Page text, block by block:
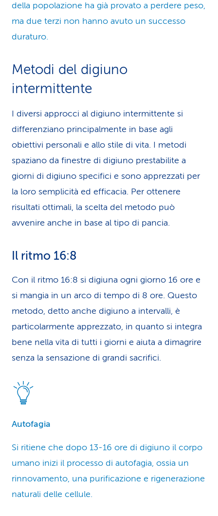
della popolazione ha già provato a perdere peso,
ma due terzi non hanno avuto un successo
duraturo.
Metodi del digiuno
intermittente
I diversi approcci al digiuno intermittente si
differenziano principalmente in base agli
obiettivi personali e allo stile di vita. I metodi
spaziano da finestre di digiuno prestabilite a
giorni di digiuno specifici e sono apprezzati per
la loro semplicità ed efficacia. Per ottenere
risultati ottimali, la scelta del metodo può
avvenire anche in base al tipo di pancia.
Il ritmo 16:8
Con il ritmo 16:8 si digiuna ogni giorno 16 ore e
si mangia in un arco di tempo di 8 ore. Questo
metodo, detto anche digiuno a intervalli, è
particolarmente apprezzato, in quanto si integra
bene nella vita di tutti i giorni e aiuta a dimagrire
senza la sensazione di grandi sacrifici.
Autofagia
Si ritiene che dopo 13-16 ore di digiuno il corpo
umano inizi il processo di autofa­gia, ossia un
rinnovamento, una purificazione e rigenerazione
naturali delle cellule.